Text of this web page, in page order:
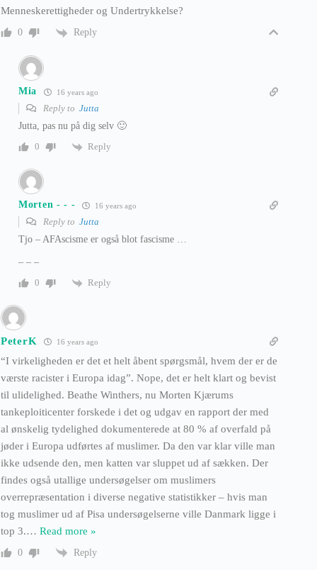
Menneskerettigheder og Undertrykkelse?
0 Reply
Mia 16 years ago
Reply to Jutta
Jutta, pas nu på dig selv 🙂
0
Reply
Morten - - - 16 years ago
Reply to Jutta
Tjo – AFAscisme er også blot fascisme …
– – –
0
Reply
PeterK 16 years ago
“I virkeligheden er det et helt åbent spørgsmål, hvem der er de
værste racister i Europa idag”. Nope, det er helt klart og bevist
til ulidelighed. Beathe Winthers, nu Morten Kjærums
tankeploiticenter forskede i det og udgav en rapport der med
al ønskelig tydelighed dokumenterede at 80 % af overfald på
jøder i Europa udførtes af muslimer. Da den var klar ville man
ikke udsende den, men katten var sluppet ud af sækken. Der
findes også utallige undersøgelser om muslimers
overrepræsentation i diverse negative statistikker – hvis man
tog muslimer ud af Pisa undersøgelserne ville Danmark ligge i
top 3.… Read more »
0 Reply